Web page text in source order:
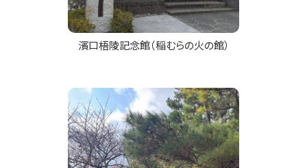
濱口梧陵記念館（稲むらの火の館）